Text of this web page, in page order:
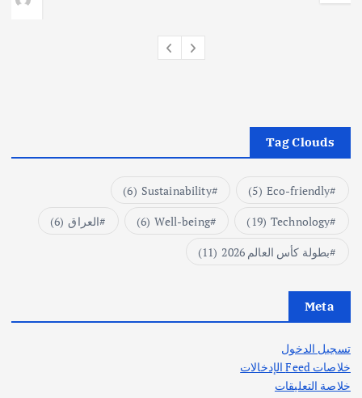
Tag Clouds
Eco-friendly
(5)
Sustainability
(6)
Technology
(19)
Well-being
(6) العراق (6)
بطولة كأس العالم 2026
(11)
Meta
تسجيل الدخول
خلاصات Feed الإدخالات
خلاصة التعليقات